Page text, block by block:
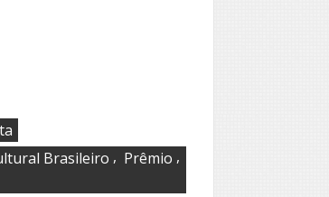
Brasileiro , Prêmio ,